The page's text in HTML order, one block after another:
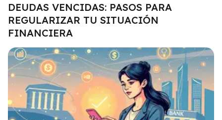
DEUDAS VENCIDAS: PASOS PARA
REGULARIZAR TU SITUACIÓN
FINANCIERA